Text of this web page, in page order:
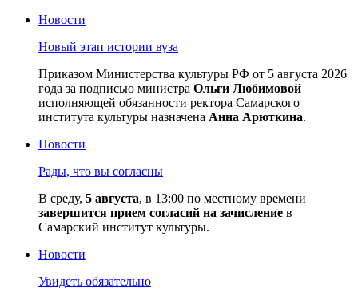
Новости
Новый этап истории вуза
Приказом Министерства культуры РФ от 5 августа 2026
года за подписью министра Ольги Любимовой
исполняющей обязанности ректора Самарского
института культуры назначена Анна Арюткина.
Новости
Рады, что вы согласны
В среду, 5 августа, в 13:00 по местному времени
завершится прием согласий на зачисление в
Самарский институт культуры.
Новости
Увидеть обязательно